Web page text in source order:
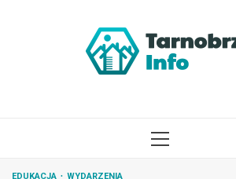
MENU
EDUKACJA WYDARZENIA